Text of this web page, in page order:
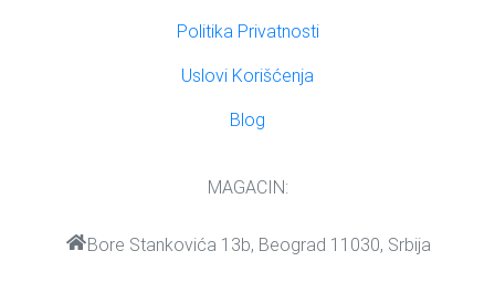
Politika Privatnosti
Uslovi Korišćenja
Blog
MAGACIN:
Bore Stankovića 13b, Beograd 11030, Srbija